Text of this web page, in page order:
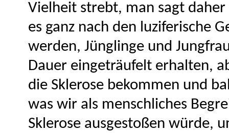
Vielheit strebt, man sagt
es ganz nach den luziferische
werden, Jünglinge und
Dauer eingeträufelt erhalten,
die Sklerose bekommen und
was wir als menschliches
Sklerose ausgestoßen würde,